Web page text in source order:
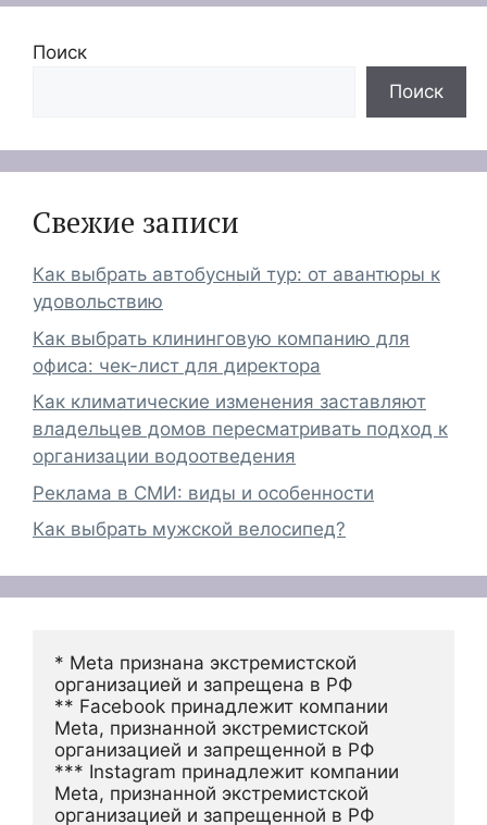
Поиск
Поиск
Свежие записи
Как выбрать автобусный тур: от авантюры к
удовольствию
Как выбрать клининговую компанию для
офиса: чек-лист для директора
Как климатические изменения заставляют
владельцев домов пересматривать подход к
организации водоотведения
Реклама в СМИ: виды и особенности
Как выбрать мужской велосипед?
* Meta признана экстремистской
организацией и запрещена в РФ
** Facebook принадлежит компании
Meta, признанной экстремистской
организацией и запрещенной в РФ
*** Instagram принадлежит компании
Meta, признанной экстремистской
организацией и запрещенной в РФ